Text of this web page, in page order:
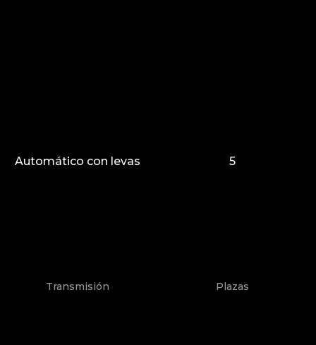
Automático con levas
Transmisión
5
Plazas